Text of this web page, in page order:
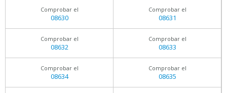
Comprobar el
08630
Comprobar el
08631
Comprobar el
08632
Comprobar el
08633
Comprobar el
08634
Comprobar el
08635